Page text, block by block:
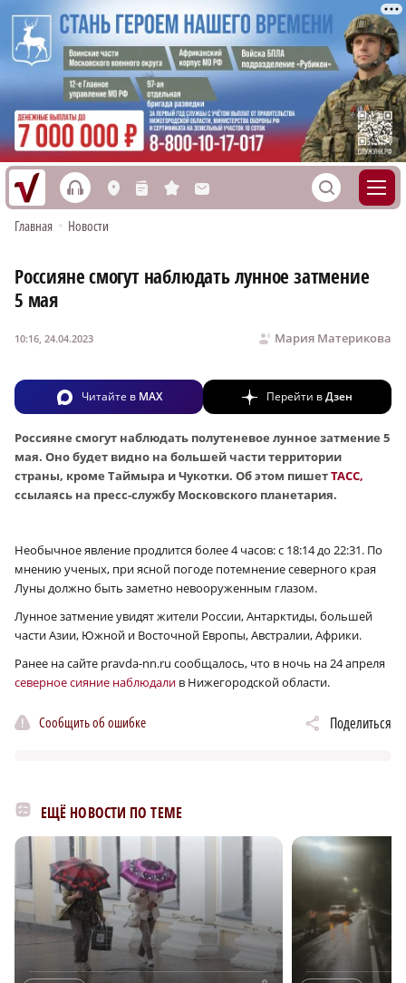
h L n s M S
Главная • Новости
Россияне смогут наблюдать лунное затмение
5 мая
Мария Материкова
10:16, 24.04.2023
Читайте в MAX Перейти вДзен
Россияне смогут наблюдать полутеневое лунное затмение 5
мая. Онобудет видно на большей части территории
страны, кроме Таймыра и Чукотки. Об этом пишетТАСС,
ссылаясь на пресс-службу Московского планетария.
Необычное явление продлится более 4 часов: с 18:14 до 22:31. По
мнению ученых, при ясной погоде потемнение северного края
Луны должно быть заметно невооруженным глазом.
Лунное затмение увидят жители России, Антарктиды, большей
части Азии, Южной и Восточной Европы, Австралии, Африки.
Ранее на сайте pravda-nn.ru сообщалось, что в ночь на 24 апреля
северное сияние наблюдали в Нижегородской области.
Сообщить об ошибке Поделиться
ЕЩЁ НОВОСТИ ПО ТЕМЕ